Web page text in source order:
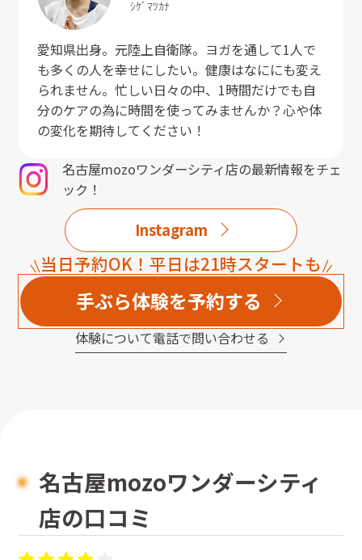
ｼｹﾞﾏﾂｶﾅ
愛知県出身。元陸上自衛隊。ヨガを通して1人で
も多くの人を幸せにしたい。健康はなににも変え
られません。忙しい日々の中、1時間だけでも自
分のケアの為に時間を使ってみませんか？心や体
の変化を期待してください！
名古屋mozoワンダーシティ店の最新情報をチェ
ック！
Instagram
当日予約OK！平日は21時スタートも
手ぶら体験を予約する
体験について電話で問い合わせる
名古屋mozoワンダーシティ
店の口コミ